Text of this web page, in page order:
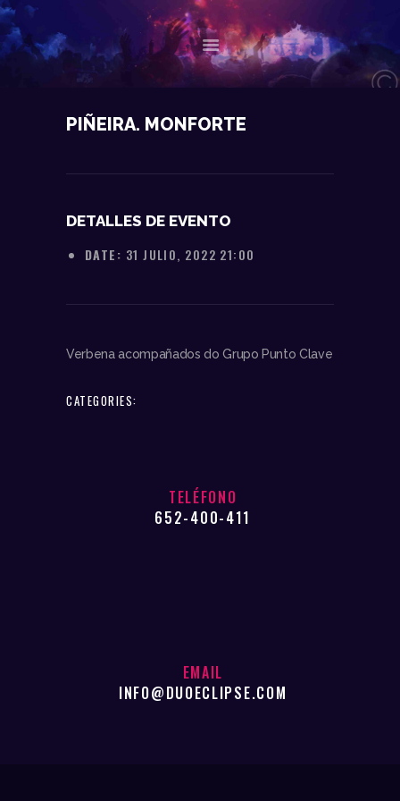
DATOS TÉCNICOS
PIÑEIRA. MONFORTE
DETALLES DE EVENTO
DATE: 31 JULIO, 2022 21:00
Verbena acompañados do Grupo Punto Clave
CATEGORIES:
TELÉFONO
652-400-411
EMAIL
INFO@DUOECLIPSE.COM